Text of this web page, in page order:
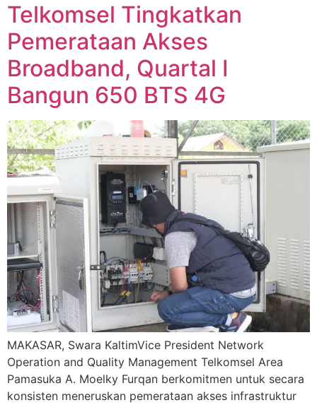
Telkomsel Tingkatkan
Pemerataan Akses
Broadband, Quartal I
Bangun 650 BTS 4G
MAKASAR, Swara KaltimVice President Network
Operation and Quality Management Telkomsel Area
Pamasuka A. Moelky Furqan berkomitmen untuk secara
konsisten meneruskan pemerataan akses infrastruktur